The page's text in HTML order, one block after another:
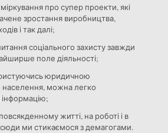
про супер проекти, які
зростання виробництва,
і так далі;
соціального захисту завжди
поле діяльності;
юридичною
населення, можна легко
житті, на роботі і в
ми стикаємося з демагогами.